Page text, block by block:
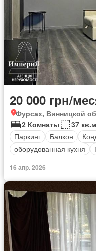
20 000 грн/
Фурсах, Винницкой
2 Комнаты
37 кв.м
Паркинг
Балкон
оборудованная кухня
16 апр. 2026